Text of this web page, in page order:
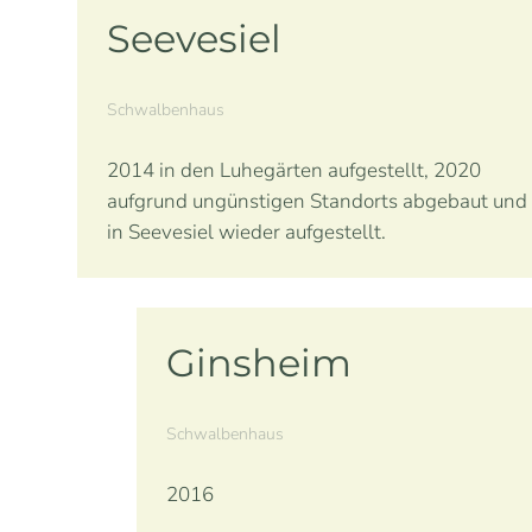
Seevesiel
Schwalbenhaus
2014 in den Luhegärten aufgestellt, 2020
aufgrund ungünstigen Standorts abgebaut und
in Seevesiel wieder aufgestellt.
Ginsheim
Schwalbenhaus
2016